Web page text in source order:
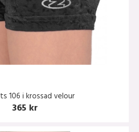
106 i krossad velour
365 kr